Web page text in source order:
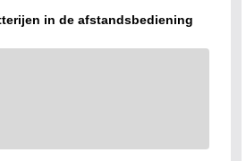
in de afstandsbediening